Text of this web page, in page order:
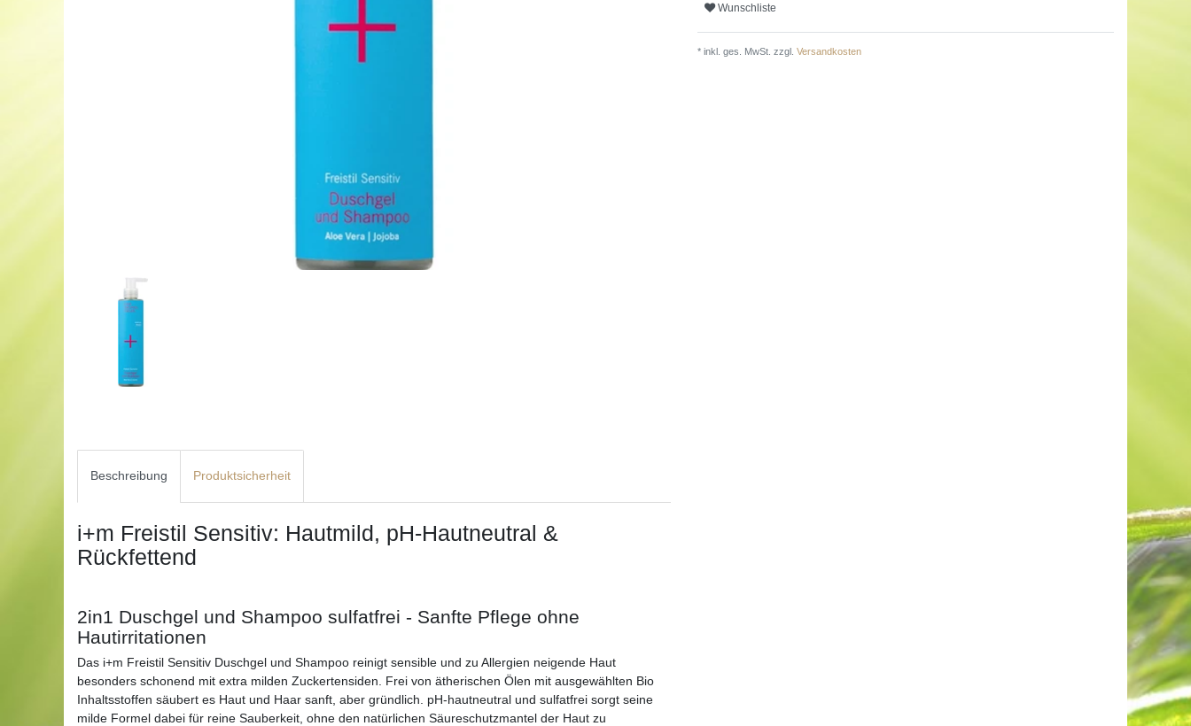
Wunschliste
* inkl. ges. MwSt. zzgl. Versandkosten
Beschreibung Produktsicherheit
i+m Freistil Sensitiv: Hautmild, pH-Hautneutral &
Rückfettend
2in1 Duschgel und Shampoo sulfatfrei - Sanfte Pflege ohne
Hautirritationen
Das i+m Freistil Sensitiv Duschgel und Shampoo reinigt sensible und zu Allergien neigende Haut
besonders schonend mit extra milden Zuckertensiden. Frei von ätherischen Ölen mit ausgewählten Bio
Inhaltsstoffen säubert es Haut und Haar sanft, aber gründlich. pH-hautneutral und sulfatfrei sorgt seine
milde Formel dabei für reine Sauberkeit, ohne den natürlichen Säureschutzmantel der Haut zu